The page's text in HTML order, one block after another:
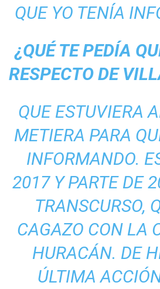
QUE YO TENÍA
¿QUÉ TE PEDÍA
RESPECTO DE
QUE ESTUVIERA
METIERA PARA
INFORMANDO.
2017 Y PARTE DE
TRANSCURSO,
CAGAZO CON LA
HURACÁN. DE
ÚLTIMA